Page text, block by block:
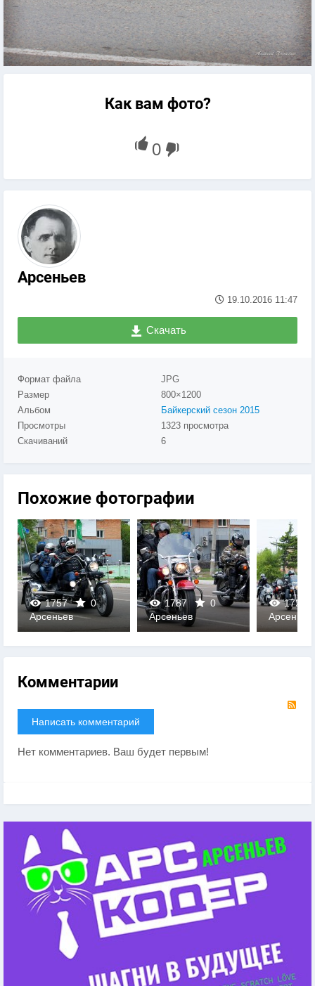
Как вам фото?
Арсеньев
19.10.2016 11:47
Скачать
Формат файла
JPG
Размер
800×1200
Альбом
Байкерский сезон 2015
Просмотры
1323 просмотра
Скачиваний
6
Похожие фотографии
1757
0
0
Арсеньев
1787
0
0
Арсеньев
1724
0
Арсеньев
Комментарии
Написать комментарий
Нет комментариев. Ваш будет первым!